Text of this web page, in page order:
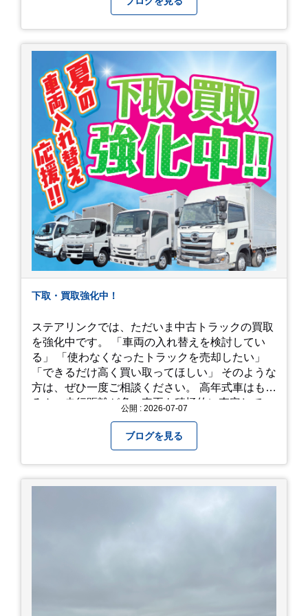
下取・買取強化中！
ステアリンクでは、ただいま中古トラックの買取
を強化中です。 「車両の入れ替えを検討してい
る」 「使わなくなったトラックを売却したい」
「できるだけ高く買い取ってほしい」 そのような
方は、ぜひ一度ご相談ください。 高年式車はもち
ろん、走行距離が多い車両も積極的に査定してい
ただいており、豊富な販売ネットワークを活かし
た高価買取が可能です。
公開 : 2026-07-07
ブログを見る